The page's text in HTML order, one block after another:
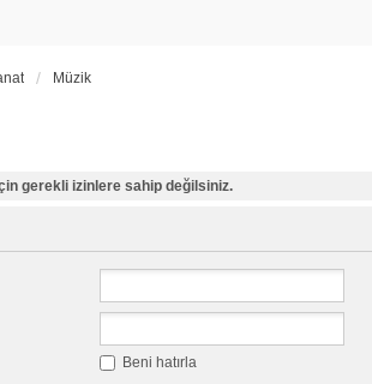
Müzik
gerekli izinlere sahip değilsiniz.
Beni hatırla